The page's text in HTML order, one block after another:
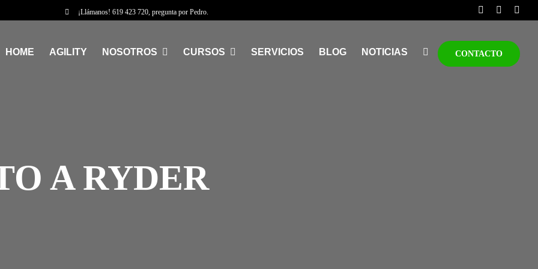
¡Llámanos! 619 423 720, pregunta por Pedro.
HOME AGILITY NOSOTROS CURSOS SERVICIOS BLOG NOTICIAS CONTACTO
A RYDER